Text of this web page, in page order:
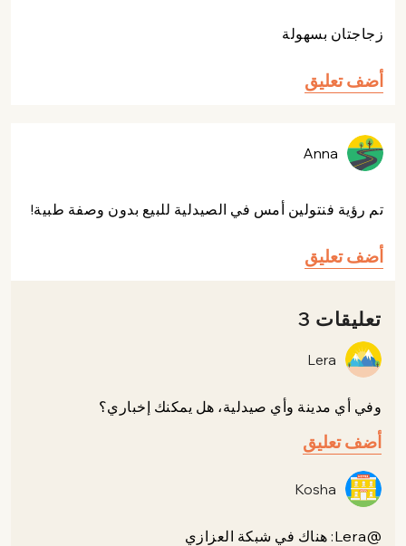
زجاجتان بسهولة
أضف تعليق
Anna
تم رؤية فنتولين أمس في الصيدلية للبيع بدون وصفة طبية!
أضف تعليق
تعليقات 3
Lera
وفي أي مدينة وأي صيدلية، هل يمكنك إخباري؟
أضف تعليق
Kosha
@Lera: هناك في شبكة العزازي